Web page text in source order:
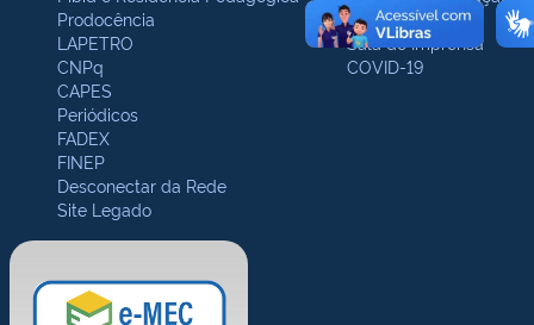
Prodocência
LAPETRO
CNPq
CAPES
Periódicos
FADEX
FINEP
Desconectar da Rede
Site Legado
Ouvidoria
Sala de Imprensa
COVID-19